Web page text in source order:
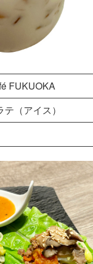
FUKUOKA
（アイス）